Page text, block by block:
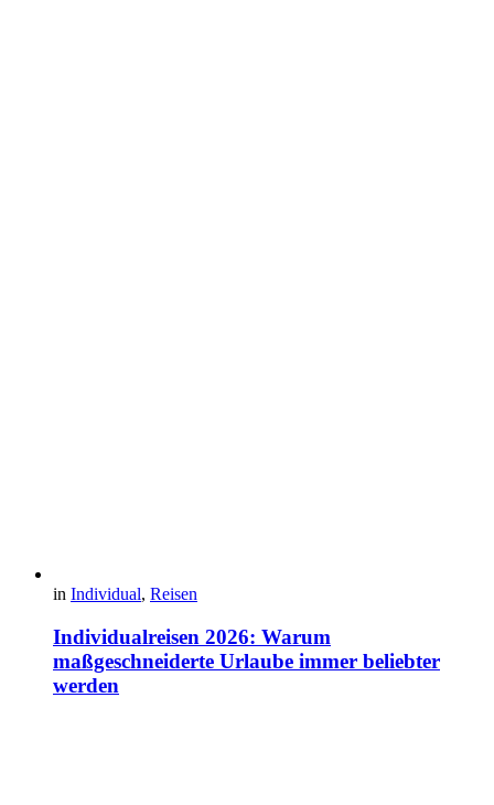
in Individual, Reisen
Individualreisen 2026: Warum
maßgeschneiderte Urlaube immer beliebter
werden